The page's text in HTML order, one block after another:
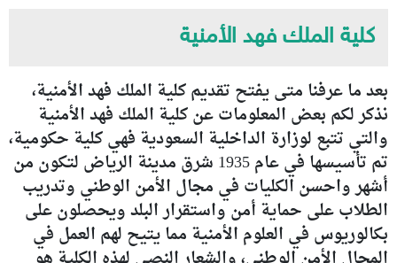
كلية الملك فهد الأمنية
بعد ما عرفنا متى يفتح تقديم كلية الملك فهد الأمنية،
نذكر لكم بعض المعلومات عن كلية الملك فهد الأمنية
والتي تتبع لوزارة الداخلية السعودية فهي كلية حكومية،
تم تأسيسها في عام 1935 شرق مدينة الرياض لتكون من
أشهر واحسن الكليات في مجال الأمن الوطني وتدريب
الطلاب على حماية أمن واستقرار البلد ويحصلون على
بكالوريوس في العلوم الأمنية مما يتيح لهم العمل في